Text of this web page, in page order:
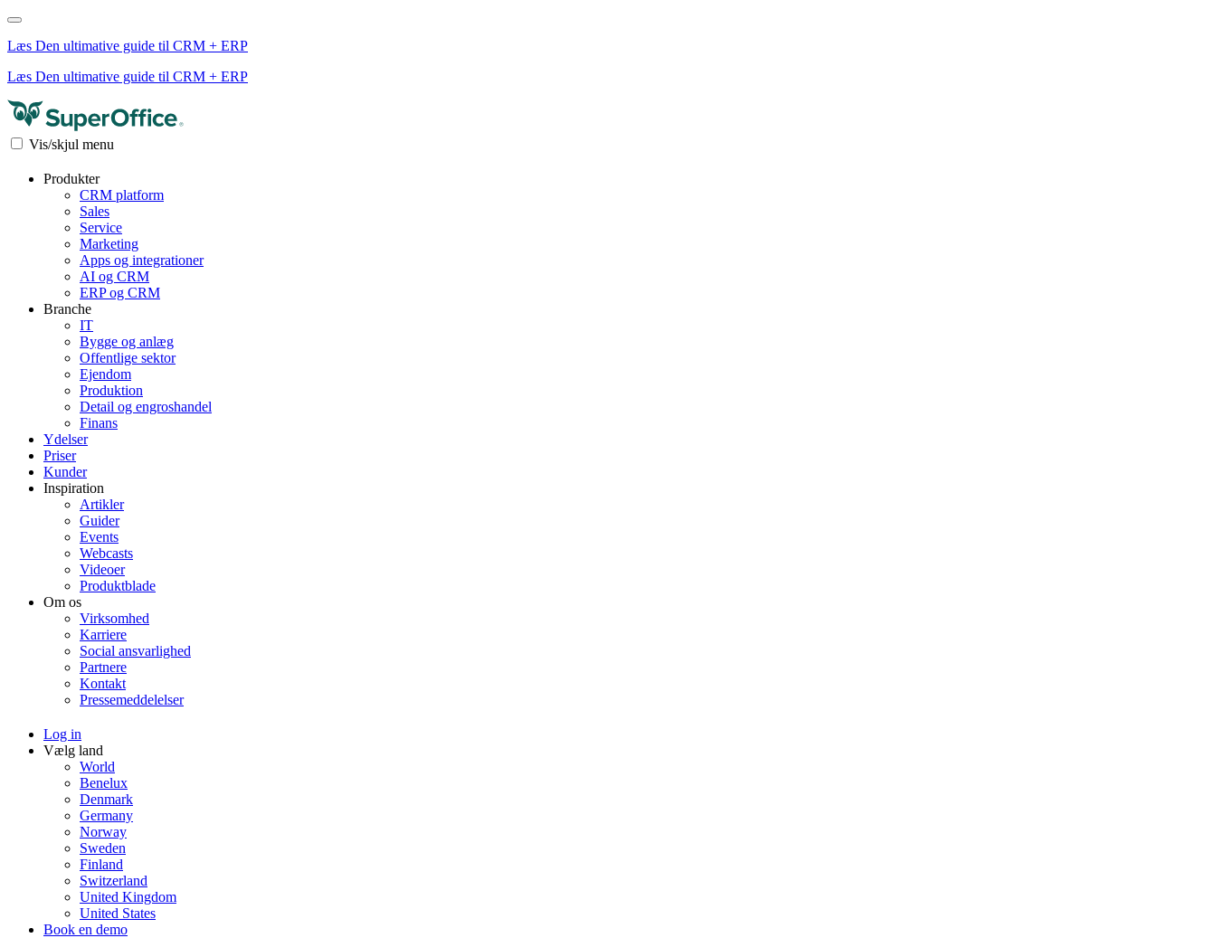
Læs Den ultimative guide til CRM + ERP
Læs Den ultimative guide til CRM + ERP
Vis/skjul menu
Produkter
CRM platform
Sales
Service
Marketing
Apps og integrationer
AI og CRM
ERP og CRM
Branche
IT
Bygge og anlæg
Offentlige sektor
Ejendom
Produktion
Detail og engroshandel
Finans
Ydelser
Priser
Kunder
Inspiration
Artikler
Guider
Events
Webcasts
Videoer
Produktblade
Om os
Virksomhed
Karriere
Social ansvarlighed
Partnere
Kontakt
Pressemeddelelser
Log in
Vælg land
World
Benelux
Denmark
Germany
Norway
Sweden
Finland
Switzerland
United Kingdom
United States
Book en demo